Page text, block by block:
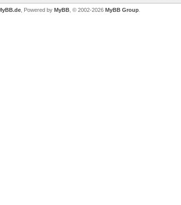
, Powered by MyBB, © 2002-2026 MyBB Group.